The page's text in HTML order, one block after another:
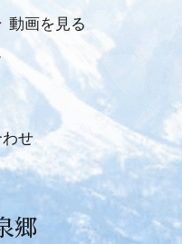
動画を見る
せ
郷